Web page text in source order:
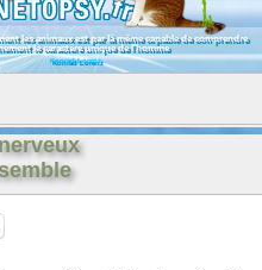
les animaux est par là même capable de comprendre
le caractère unique de l'homme
Konrad Lorenz